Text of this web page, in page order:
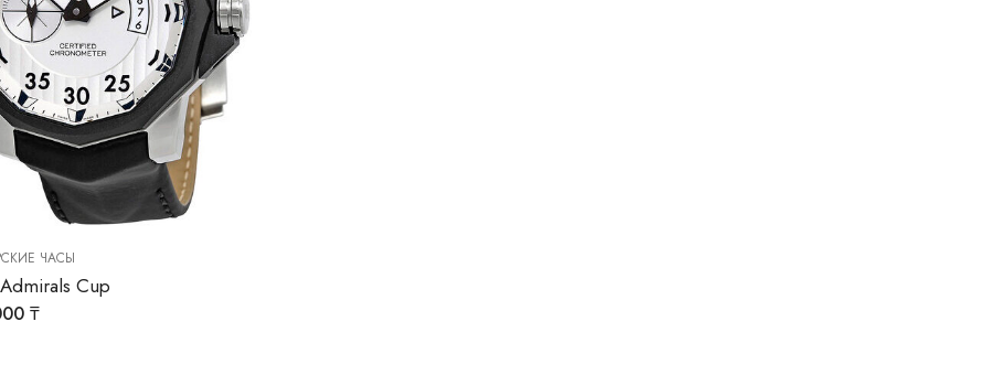
ЧАСЫ
Cup
₸